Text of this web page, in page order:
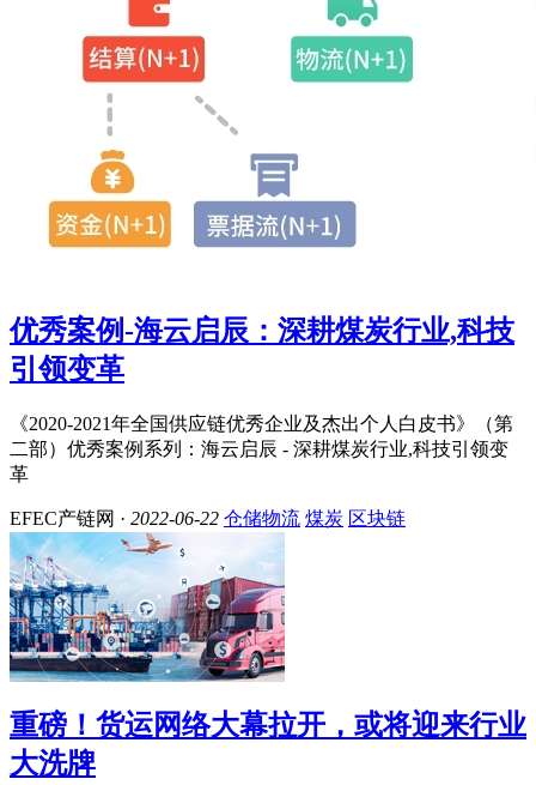
优秀案例-海云启辰：深耕煤炭行业,科技
引领变革
《2020-2021年全国供应链优秀企业及杰出个人白皮书》（第
二部）优秀案例系列：海云启辰 - 深耕煤炭行业,科技引领变
革
EFEC产链网 · 2022-06-22 仓储物流 煤炭 区块链
重磅！货运网络大幕拉开，或将迎来行业
大洗牌